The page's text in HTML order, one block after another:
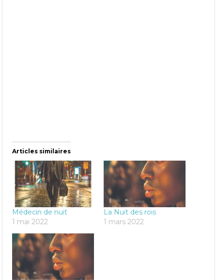
Articles similaires
Médecin de nuit
1 mai 2022
La Nuit des rois
1 mars 2022